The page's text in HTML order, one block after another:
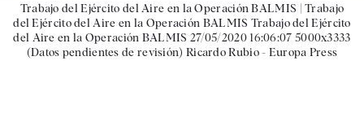
Trabajo del Ejército del Aire en la Operación BALMIS |Trabajo
del Ejército del Aire en la Operación BALMIS Trabajo del Ejército
del Aire en la Operación BALMIS 27/05/2020 16:06:07 5000x3333
(Datos pendientes de revisión) Ricardo Rubio - Europa Press